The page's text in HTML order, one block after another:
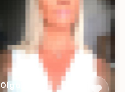
Olga, 50